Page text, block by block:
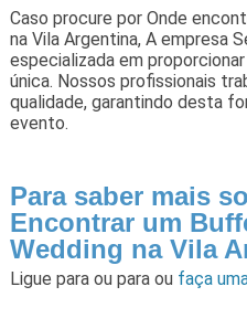
Caso procure por Onde
na Vila Argentina, A empresa
especializada em
única. Nossos profissionais
qualidade, garantindo desta
evento.
Para saber mais
Encontrar um
Wedding na Vila
Ligue para ou para ou faça